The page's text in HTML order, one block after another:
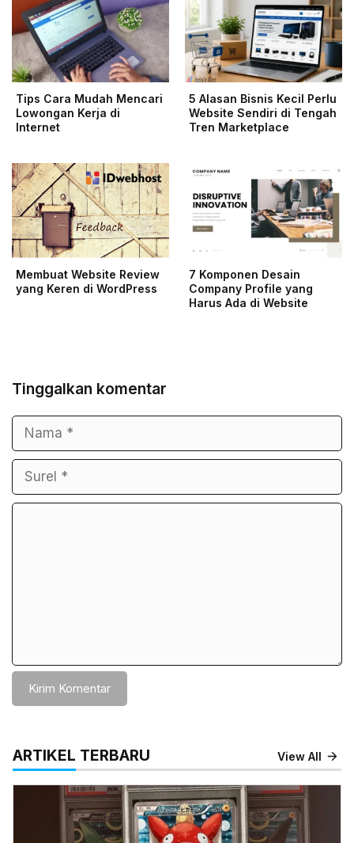
Tips Cara Mudah Mencari
Lowongan Kerja di
Internet
5 Alasan Bisnis Kecil Perlu
Website Sendiri di Tengah
Tren Marketplace
Membuat Website Review
yang Keren di WordPress
7 Komponen Desain
Company Profile yang
Harus Ada di Website
Tinggalkan komentar
Nama
Surel
ARTIKEL TERBARU View All